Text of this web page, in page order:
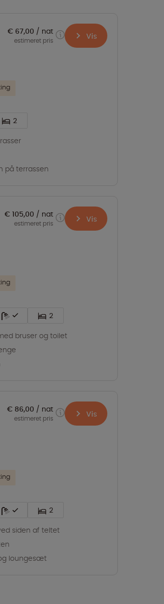
2
på terrassen
€ 67,00 nat
estimeret pris Vis
2
bruser og toilet
€ 105,00 nat
estimeret pris Vis
2
siden af teltet
loungesæt
€ 86,00 nat
estimeret pris Vis